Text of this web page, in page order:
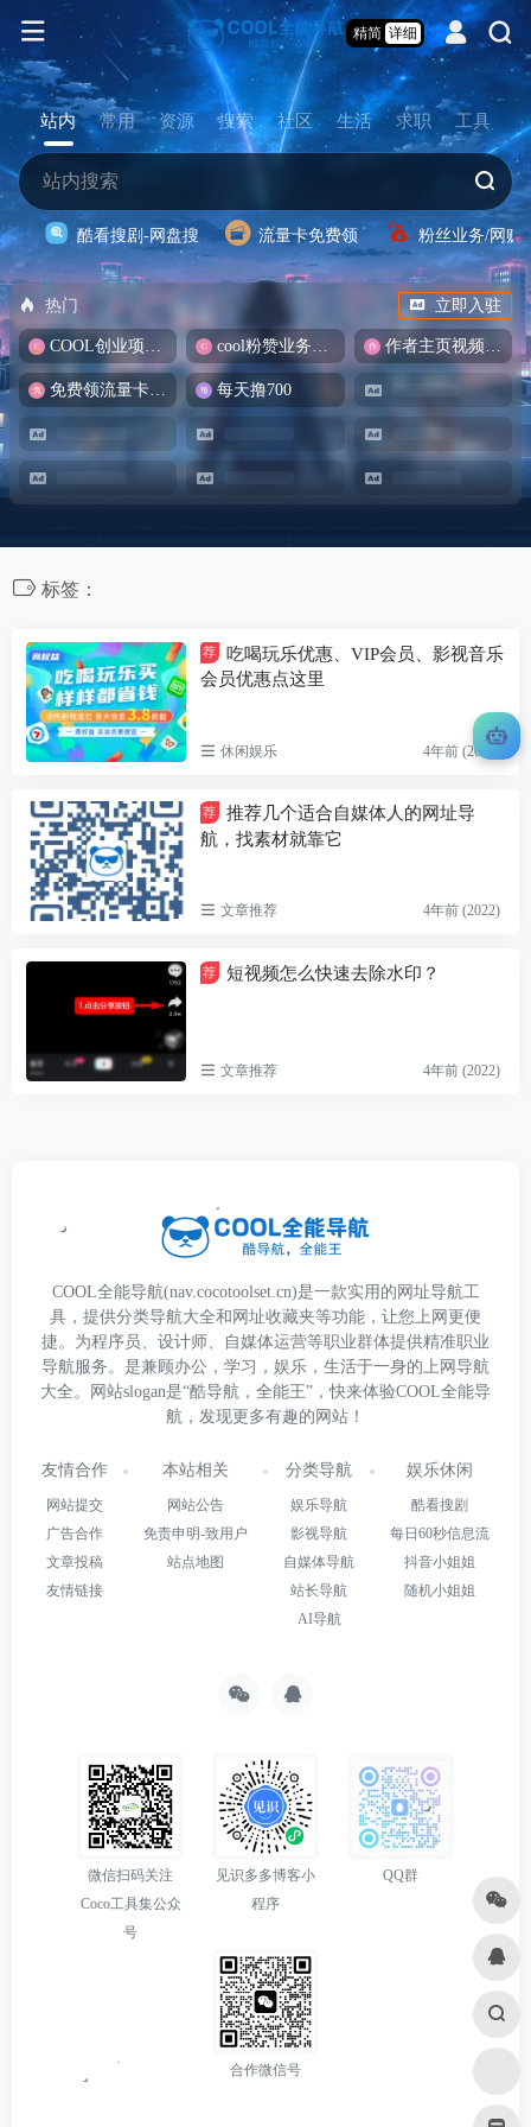
精简 详细
站内 常用 资源 搜索 社区 生活 求职 工具
酷看搜剧-网盘搜 流量卡免费领 粉丝业务/网赚/
热门 立即入驻
COOL创业项目商城 cool粉赞业务商城【爆粉引流】 作者主页视频批量提取
免费领流量卡-包邮 每天撸700
标签：
荐
吃喝玩乐优惠、VIP会员、影视音乐
会员优惠点这里
休闲娱乐 4年前 (2022)
荐
推荐几个适合自媒体人的网址导
航，找素材就靠它
文章推荐 4年前 (2022)
荐 短视频怎么快速去除水印？
文章推荐 4年前 (2022)
COOL全能导航(nav.cocotoolset.cn)是一款实用的网址导航工
具，提供分类导航大全和网址收藏夹等功能，让您上网更便
捷。为程序员、设计师、自媒体运营等职业群体提供精准职业
导航服务。是兼顾办公，学习，娱乐，生活于一身的上网导航
大全。网站slogan是“酷导航，全能王”，快来体验COOL全能导
航，发现更多有趣的网站！
友情合作
网站提交
广告合作
文章投稿
友情链接
本站相关
网站公告
免责申明-致用户
站点地图
分类导航
娱乐导航
影视导航
自媒体导航
站长导航
AI导航
娱乐休闲
酷看搜剧
每日60秒信息流
抖音小姐姐
随机小姐姐
微信扫码关注
Coco工具集公众
号
见识多多博客小
程序
QQ群
合作微信号